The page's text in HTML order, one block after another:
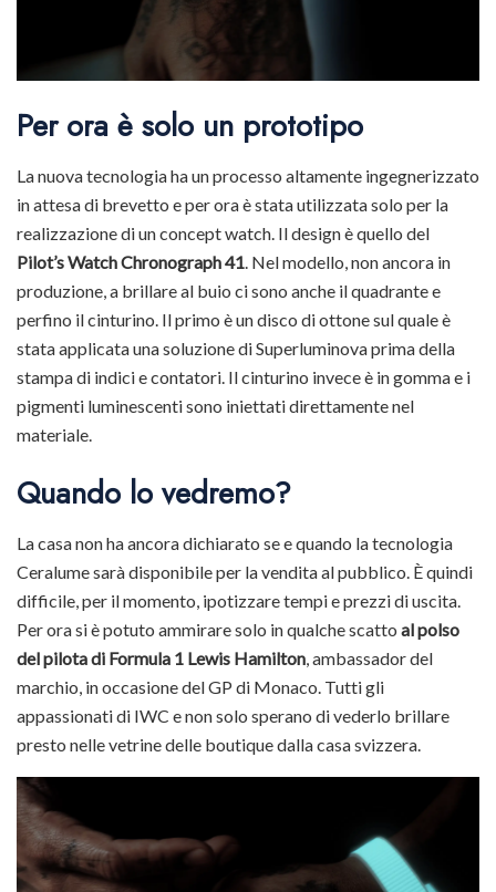
Per ora è solo un prototipo
La nuova tecnologia ha un processo altamente ingegnerizzato
in attesa di brevetto e per ora è stata utilizzata solo per la
realizzazione di un concept watch. Il design è quello del
Pilot’s Watch Chronograph 41 . Nel modello, non ancora in
produzione, a brillare al buio ci sono anche il quadrante e
perfino il cinturino. Il primo è un disco di ottone sul quale è
stata applicata una soluzione di Superluminova prima della
stampa di indici e contatori. Il cinturino invece è in gomma e i
pigmenti luminescenti sono iniettati direttamente nel
materiale.
Quando lo vedremo?
La casa non ha ancora dichiarato se e quando la tecnologia
Ceralume sarà disponibile per la vendita al pubblico. È quindi
difficile, per il momento, ipotizzare tempi e prezzi di uscita.
Per ora si è potuto ammirare solo in qualche scatto al polso
del pilota di Formula 1 Lewis Hamilton, ambassador del
marchio, in occasione del GP di Monaco. Tutti gli
appassionati di IWC e non solo sperano di vederlo brillare
presto nelle vetrine delle boutique dalla casa svizzera.